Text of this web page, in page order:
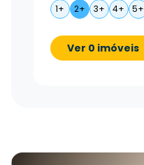
1+ 2+ 3+ 4+ 5+
Ver 0 imóveis